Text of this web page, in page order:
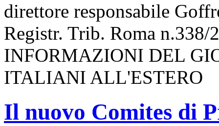
direttore responsabile
Registr. Trib. Roma n.338/
INFORMAZIONI DEL
ITALIANI ALL'ESTERO
Il nuovo Comites di